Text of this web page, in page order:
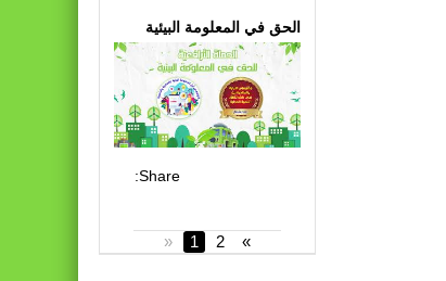
الحق في المعلومة البيئية
Share:
« 1 2 »